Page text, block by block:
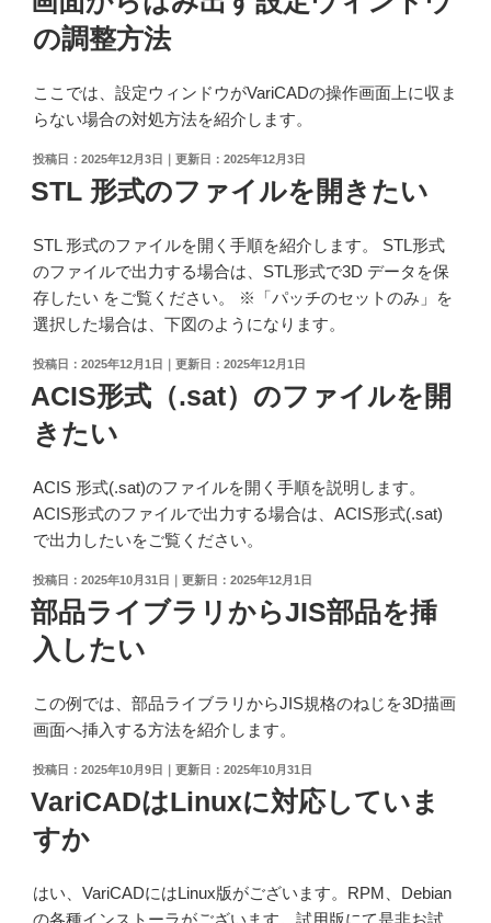
面
を
た
い"
日:
の調整方法
ここでは、設定ウィンドウがVariCADの操作画面上に収ま
らない場合の対処方法を紹介します。
投
日:
2025年12月3日 2025年12月3日
STL 形式のファイルを開きたい
STL 形式のファイルを開く手順を紹介します。 STL形式
のファイルで出力する場合は、STL形式で3D データを保
存したい をご覧ください。 ※「パッチのセットのみ」を
選択した場合は、下図のようになります。
投
日:
2025年12月1日 2025年12月1日
ACIS形式（.sat）のファイルを開
きたい
ACIS 形式(.sat)のファイルを開く手順を説明します。
ACIS形式のファイルで出力する場合は、ACIS形式(.sat)
で出力したいをご覧ください。
投
稿
日:
2025年10月31日 2025年12月1日
部品ライブラリからJIS部品を挿
入したい
この例では、部品ライブラリからJIS規格のねじを3D描画
画面へ挿入する方法を紹介します。
投
日:
2025年10月9日 2025年10月31日
VariCADはLinuxに対応していま
すか
はい、VariCADにはLinux版がございます。RPM、Debian